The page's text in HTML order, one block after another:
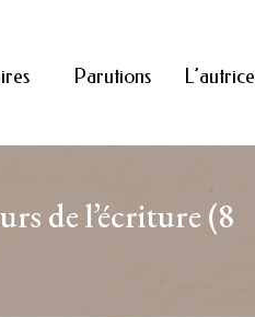
Parutions L’autrice
de l’écriture (8